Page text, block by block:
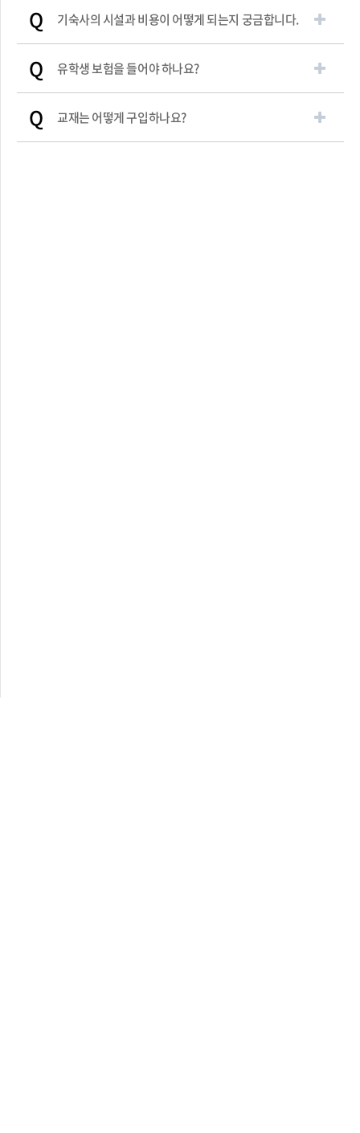
Q 기숙사의 시설과 비용이 어떻게 되는지 궁금합니다.
Q 유학생 보험을 들어야 하나요?
Q 교재는 어떻게 구입하나요?